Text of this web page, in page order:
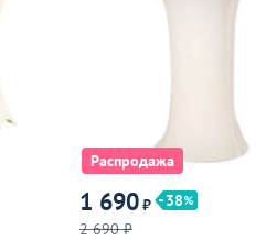
Распродажа
1 690₽
38
2 690 ₽